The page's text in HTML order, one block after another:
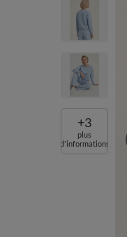
+3
plus
d'informations